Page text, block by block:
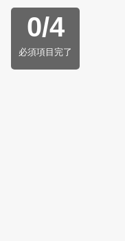
0/4
必須項目完了